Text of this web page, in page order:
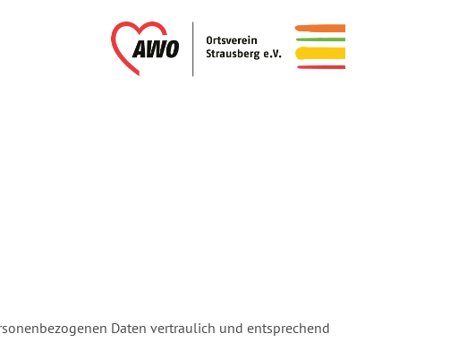
Daten vertraulich und entsprechend